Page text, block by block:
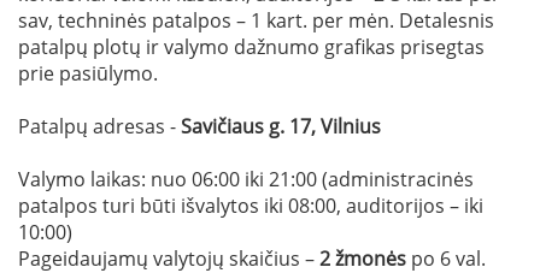
sav, techninės patalpos – 1 kart. per mėn. Detalesnis
patalpų plotų ir valymo dažnumo grafikas prisegtas
prie pasiūlymo.
Patalpų adresas -Savičiaus g. 17, Vilnius
Valymo laikas: nuo 06:00 iki 21:00 (administracinės
patalpos turi būti išvalytos iki 08:00, auditorijos – iki
10:00)
Pageidaujamų valytojų skaičius –2 žmonės po 6 val.